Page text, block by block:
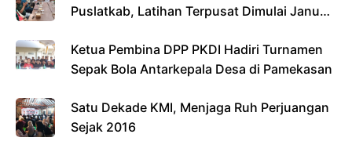
Puslatkab, Latihan Terpusat Dimulai Januari
Ketua Pembina DPP PKDI Hadiri Turnamen
Sepak Bola Antarkepala Desa di Pamekasan
Satu Dekade KMI, Menjaga Ruh Perjuangan
Sejak 2016